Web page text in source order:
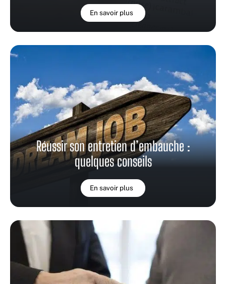
En savoir plus
Réussir son entretien d’embauche :
quelques conseils
En savoir plus